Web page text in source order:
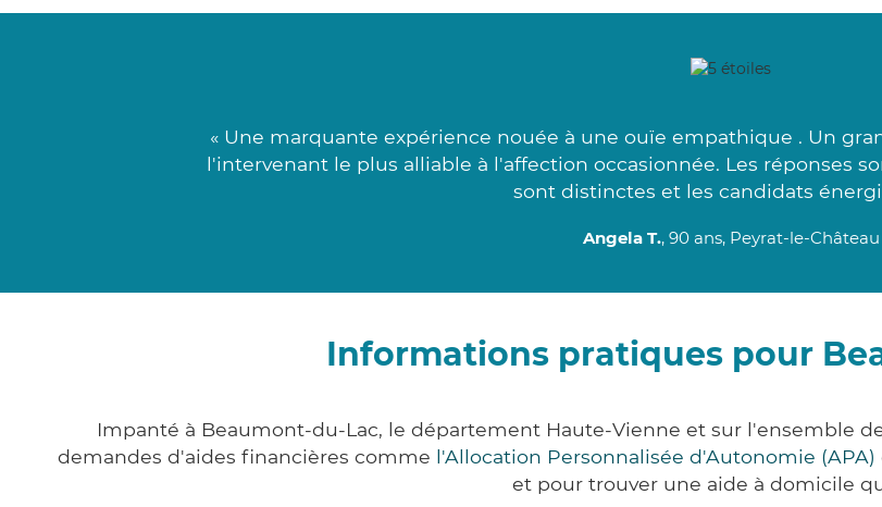
« Une marquante expérience nouée à une ouïe empathique . Un
l'intervenant le plus alliable à l'affection occasionnée. Les réponses
sont distinctes et les candidats
Angela T., 90 ans, Peyrat-le-Château
Informations pratiques pour
Impanté à Beaumont-du-Lac, le département Haute-Vienne et sur l'ensemble
demandes d'aides financières comme l'Allocation Personnalisée d'Autonomie (APA)
et pour trouver une aide à domicile